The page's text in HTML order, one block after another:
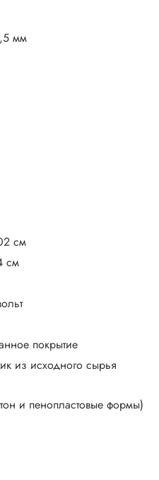
мм
см
см
покрытие
из исходного сырья
и пеноплаcтовые формы)